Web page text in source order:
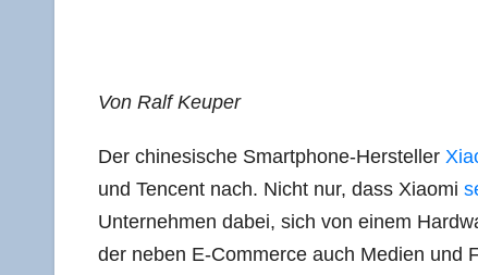
Von Ralf Keuper
Der chi­ne­si­sche Smart­phone-Her­stel­ler
und Ten­cent nach. Nicht nur, dass Xiao­mi
Unter­neh­men dabei, sich von einem
der neben E‑Commerce auch Medi­en und